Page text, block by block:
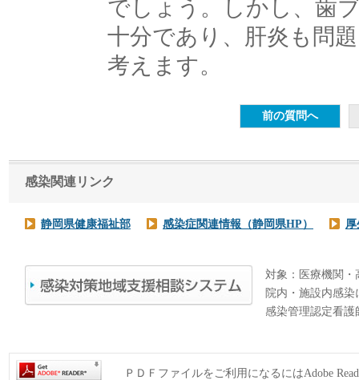
でしょう。しかし、歯
十分であり、肝炎も問
考えます。
感染関連リンク
静岡県健康福祉部 感染症関連情報（静岡県HP）
対象：医療機関・
院内・施設内感
感染管理認定看
ＰＤＦファイルをご利用になるにはAdobe